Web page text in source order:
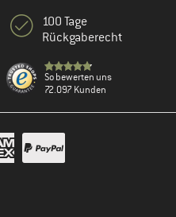
100 Tage
Rückgaberecht
So bewerten uns
72.097 Kunden